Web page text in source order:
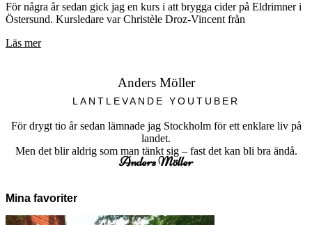
För några år sedan gick jag en kurs i att brygga cider på Eldrimner i
Östersund. Kursledare var Christèle Droz-Vincent från
Läs mer
Anders Möller
LANTLEVANDE YOUTUBER
För drygt tio år sedan lämnade jag Stockholm för ett enklare liv på
landet.
Men det blir aldrig som man tänkt sig – fast det kan bli bra ändå.
Anders Möller
Mina favoriter